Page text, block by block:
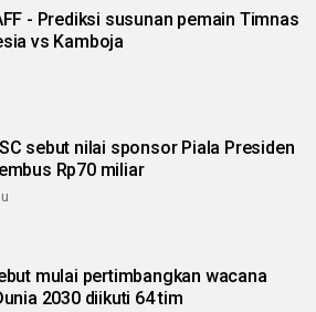
- Prediksi susunan pemain Timnas
vs Kamboja
sebut nilai sponsor Piala Presiden
Rp70 miliar
mulai pertimbangkan wacana
2030 diikuti 64 tim